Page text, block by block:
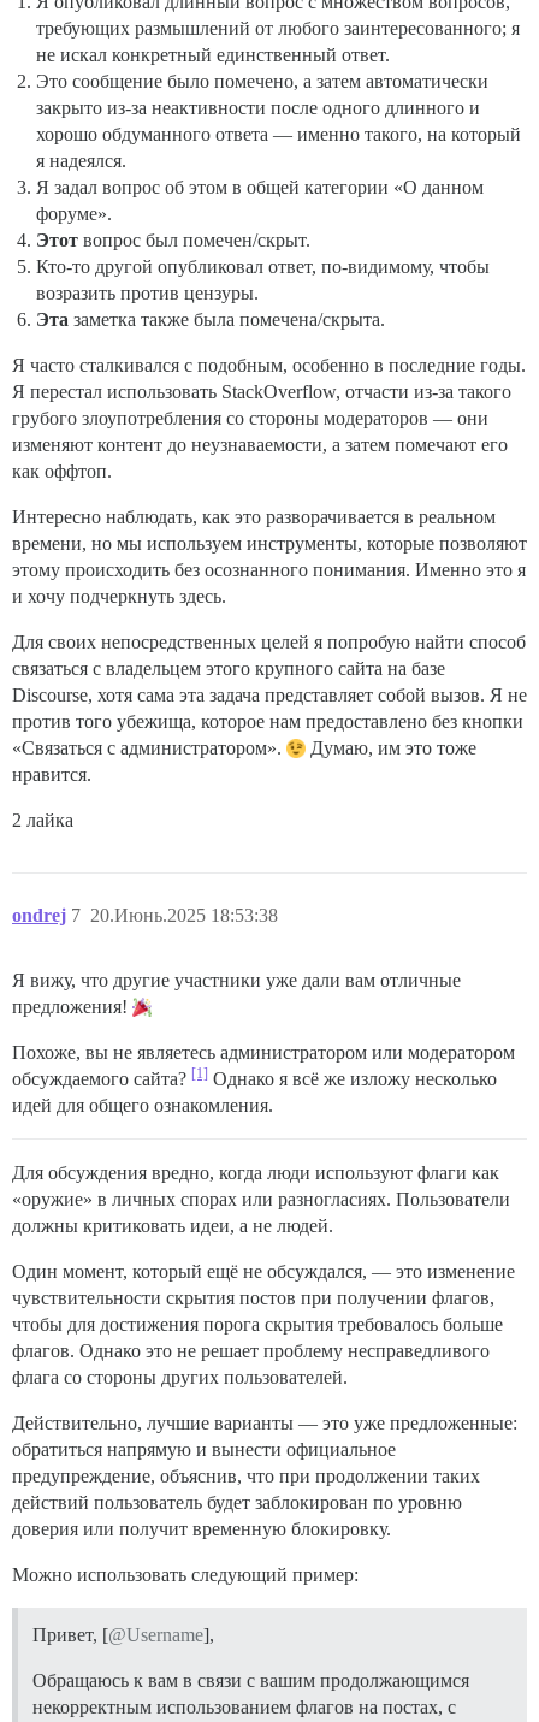
требующих размышлений от любого заинтересованного; я
не искал конкретный единственный ответ.
Это сообщение было помечено, а затем автоматически
закрыто из-за неактивности после одного длинного и
хорошо обдуманного ответа — именно такого, на который
я надеялся.
Я задал вопрос об этом в общей категории «О данном
форуме».
Этот вопрос был помечен/скрыт.
Кто-то другой опубликовал ответ, по-видимому, чтобы
возразить против цензуры.
Эта заметка также была помечена/скрыта.
Я часто сталкивался с подобным, особенно в последние годы.
Я перестал использовать StackOverflow, отчасти из-за такого
грубого злоупотребления со стороны модераторов — они
изменяют контент до неузнаваемости, а затем помечают его
как оффтоп.
Интересно наблюдать, как это разворачивается в реальном
времени, но мы используем инструменты, которые позволяют
этому происходить без осознанного понимания. Именно это я
и хочу подчеркнуть здесь.
Для своих непосредственных целей я попробую найти способ
связаться с владельцем этого крупного сайта на базе
Discourse, хотя сама эта задача представляет собой вызов. Я не
против того убежища, которое нам предоставлено без кнопки
«Связаться с администратором».
Думаю, им это тоже
нравится.
2 лайка
ondrej 20.Июнь.2025 18:53:38
7
Я вижу, что другие участники уже дали вам отличные
предложения!
Похоже, вы не являетесь администратором или модератором
обсуждаемого сайта? [1] Однако я всё же изложу несколько
идей для общего ознакомления.
Для обсуждения вредно, когда люди используют флаги как
«оружие» в личных спорах или разногласиях. Пользователи
должны критиковать идеи, а не людей.
Один момент, который ещё не обсуждался, — это изменение
чувствительности скрытия постов при получении флагов,
чтобы для достижения порога скрытия требовалось больше
флагов. Однако это не решает проблему несправедливого
флага со стороны других пользователей.
Действительно, лучшие варианты — это уже предложенные:
обратиться напрямую и вынести официальное
предупреждение, объяснив, что при продолжении таких
действий пользователь будет заблокирован по уровню
доверия или получит временную блокировку.
Можно использовать следующий пример:
Привет, [@Username],
Обращаюсь к вам в связи с вашим продолжающимся
некорректным использованием флагов на постах, с